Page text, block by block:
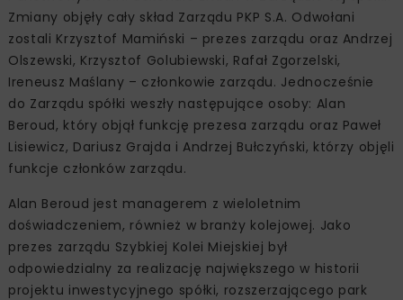
Zmiany objęły cały skład Zarządu PKP S.A. Odwołani
zostali Krzysztof Mamiński – prezes zarządu oraz Andrzej
Olszewski, Krzysztof Golubiewski, Rafał Zgorzelski,
Ireneusz Maślany – członkowie zarządu. Jednocześnie
do Zarządu spółki weszły następujące osoby: Alan
Beroud, który objął funkcję prezesa zarządu oraz Paweł
Lisiewicz, Dariusz Grajda i Andrzej Bułczyński, którzy objęli
funkcje członków zarządu.
Alan Beroud jest managerem z wieloletnim
doświadczeniem, również w branży kolejowej. Jako
prezes zarządu Szybkiej Kolei Miejskiej był
odpowiedzialny za realizację największego w historii
projektu inwestycyjnego spółki, rozszerzającego park